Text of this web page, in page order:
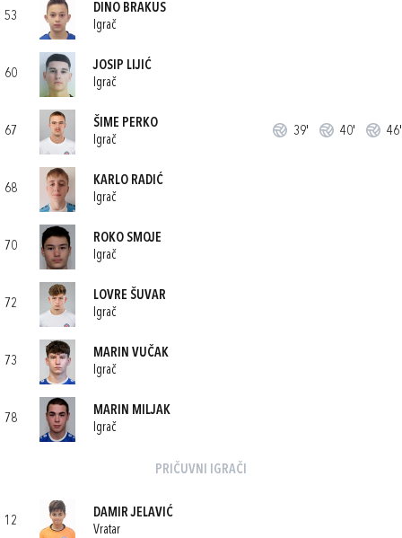
53
DINO BRAKUS
Igrač
60
JOSIP LIJIĆ
Igrač
67
ŠIME PERKO
Igrač
39' 40' 46'
68
KARLO RADIĆ
Igrač
70
ROKO SMOJE
Igrač
72
LOVRE ŠUVAR
Igrač
73
MARIN VUČAK
Igrač
78
MARIN MILJAK
Igrač
PRIČUVNI IGRAČI
12
DAMIR JELAVIĆ
Vratar